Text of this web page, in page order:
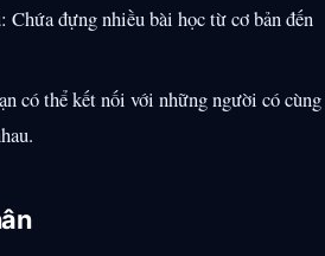
: Chứa đựng nhiều bài học từ cơ bản đến
có thể kết nối với những người có cùng